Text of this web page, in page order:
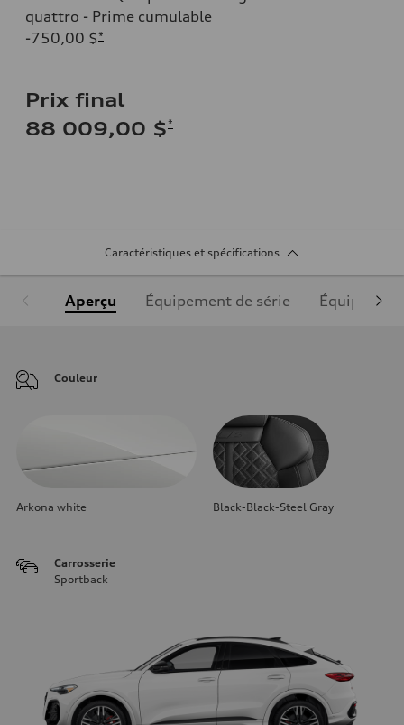
quattro - Prime cumulable
-750,00 $*
Prix final
88 009,00 $*
Caractéristiques et spécifications
Aperçu Équipement de série
Couleur
Arkona white Black-Black-Steel Gray
Carrosserie
Sportback